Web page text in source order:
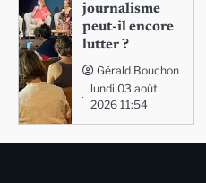
journalisme
peut-il encore
lutter ?
Gérald Bouchon
lundi 03 août
2026 11:54